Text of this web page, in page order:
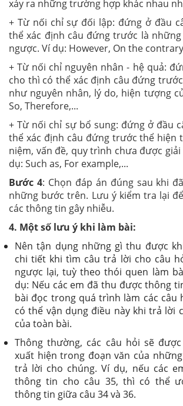
xảy ra những trường hợp khác nhau
+ Từ nối chỉ sự đối lập: đứng ở đầu
thể xác định câu đứng trước là
ngược. Ví dụ: However, On the
+ Từ nối chỉ nguyên nhân - hệ quả:
cho thì có thể xác định câu đứng
như nguyên nhân, lý do, hiện tượng
So, Therefore,...
+ Từ nối chỉ sự bổ sung: đứng ở đầu
thể xác định câu đứng trước thể hiện
niệm, vấn đề, quy trình chưa được
dụ: Such as, For example,...
Bước 4: Chọn đáp án đúng sau khi
những bước trên. Lưu ý kiểm tra lại
các thông tin gây nhiễu.
4. Một số lưu ý khi làm bài:
Nên tận dụng những gì thu được
chi tiết khi tìm câu trả lời cho câu
ngược lại, tuỳ theo thói quen làm
dụ: Nếu các em đã thu được thông
bài đọc trong quá trình làm các câu
có thể vận dụng điều này khi trả lời
của toàn bài.
Thông thường, các câu hỏi sẽ
xuất hiện trong đoạn văn của
trả lời cho chúng. Ví dụ, nếu các
thông tin cho câu 35, thì có thể
thông tin giữa câu 34 và 36.